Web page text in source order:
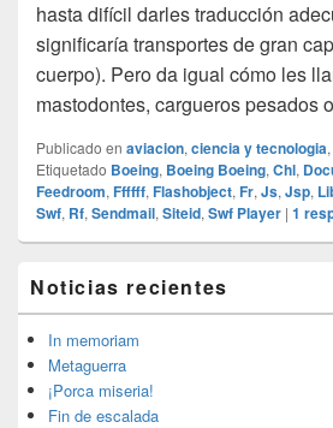
hasta difícil darles traducción
significaría transportes de gran
cuerpo). Pero da igual cómo les
mastodontes, cargueros pesados
Publicado en aviacion, ciencia y tecnologia,
Etiquetado Boeing, Boeing Boeing, Chl,
Feedroom, Ffffff, Flashobject, Fr, Js, Jsp,
Swf, Rf, Sendmail, Siteid, Swf Player | 1
área
de
widget
barra
lateral
primaria
Noticias recientes
In memoriam
Metaguerra
¡Porca miseria!
Fin de escalada